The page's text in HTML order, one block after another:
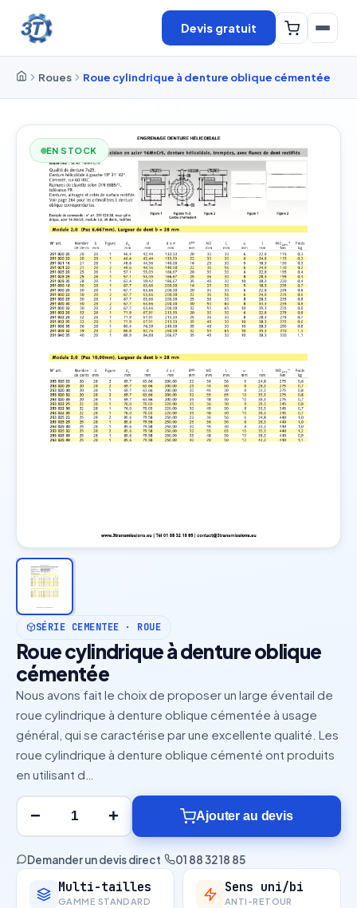
Devis gratuit
Roues Roue cylindrique à denture oblique cémentée
EN STOCK
SÉRIE CEMENTEE · ROUE
Roue cylindrique à denture oblique
cémentée
Nous avons fait le choix de proposer un large éventail de
roue cylindrique à denture oblique cémentée à usage
général, qui se caractérise par une excellente qualité. Les
roue cylindrique à denture oblique cémenté ont produits
en utilisant d…
− + Ajouter au devis
Demander un devis direct· 01 88 32 18 85
Multi-tailles
GAMME STANDARD
Sens uni/bi
ANTI-RETOUR